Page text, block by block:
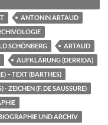
ANTONIN ARTAUD
SCHÖNBERG
ARTAUD
AUFKLÄRUNG (DERRIDA)
– TEXT (BARTHES)
ZEICHEN (F. DE SAUSSURE)
UND ARCHIV